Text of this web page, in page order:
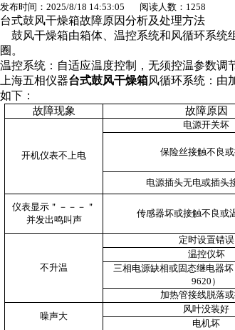
发布时间：2025/8/18 14:53:05 阅读人数：1258
台式鼓风干燥箱故障原因分析及处理方法
鼓风干燥箱由箱体、温控系统和风循环系统
圈。
温控系统：自适应温度控制，无须控温参数调
上海五相仪器台式鼓风干燥箱风循环系统：由
如下：
故障现象 故障原因
开机仪表不上电
电源开关坏
保险丝接触不良
电源插头无电或插头
仪表显示＂－－－＂
并发出鸣叫声
传感器坏或接触不良或
不升温
定时设置错误
温控仪坏
三相电源缺相或固态继电器
9620）
加热管接线脱落
噪声大
风叶没装好
电机坏